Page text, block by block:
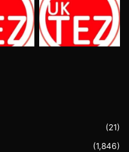
(21)
(1,846)